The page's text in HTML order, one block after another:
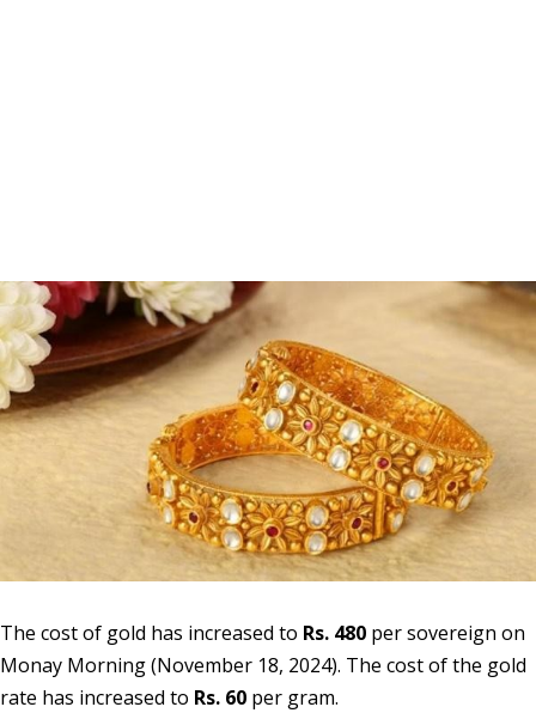
The cost of gold has increased to Rs. 480 per sovereign on
Monay Morning (November 18, 2024). The cost of the gold
rate has increased to Rs. 60 per gram.